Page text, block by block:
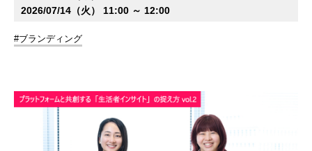
2026/07/14（火） 11:00 ～ 12:00
#ブランディング